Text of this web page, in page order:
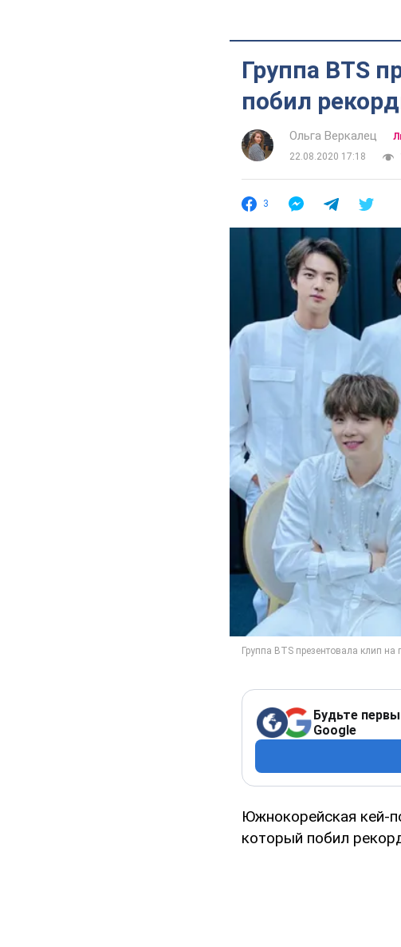
Группа BTS
побил
Ольга Веркалец
22.08.2020 17:18
3
Будьте
Google
Южнокорейская кей-
который побил